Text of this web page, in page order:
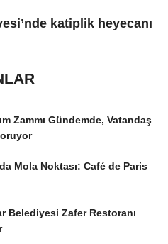
katiplik heyecanı
Zammı Gündemde, Vatandaş
Mola Noktası: Café de Paris
Belediyesi Zafer Restoranı